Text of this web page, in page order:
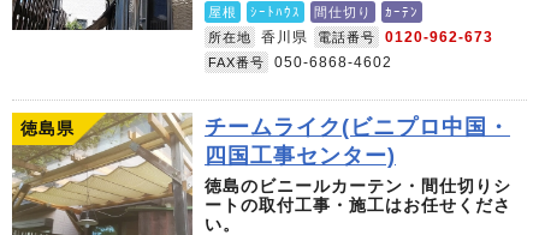
屋根
ｼｰﾄﾊｳｽ 間仕切り
ｶｰﾃﾝ
所在地
香川県 電話番号 0120-962-673
FAX番号 050-6868-4602
徳島県
チームライク(ビニプロ中国・
四国工事センター)
徳島のビニールカーテン・間仕切りシ
ートの取付工事・施工はお任せくださ
い。